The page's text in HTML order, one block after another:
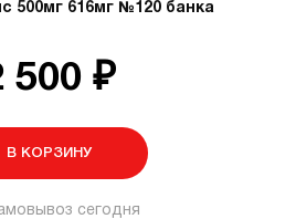
500мг 616мг №120 банка
500 ₽
В КОРЗИНУ
сегодня